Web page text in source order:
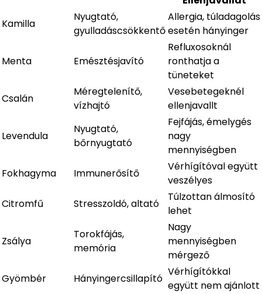
Kamilla
Nyugtató,
gyulladáscsökkentő
Allergia, túladagolás
esetén hányinger
Menta Emésztésjavító
Refluxosoknál
ronthatja a
tüneteket
Csalán
Méregtelenítő,
vízhajtó
Vesebetegeknél
ellenjavallt
Levendula
Nyugtató,
bőrnyugtató
Fejfájás, émelygés
nagy
mennyiségben
Fokhagyma
Immunerősítő
Vérhígítóval együtt
veszélyes
Citromfű
Stresszoldó, altató
Túlzottan álmosító
lehet
Zsálya
Torokfájás,
memória
Nagy
mennyiségben
mérgező
Gyömbér
Hányingercsillapító
Vérhígítókkal
együtt nem ajánlott